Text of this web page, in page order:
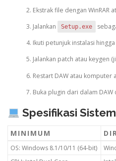
Ekstrak file dengan WinRAR
Jalankan
Setup.exe
Ikuti petunjuk instalasi
Jalankan patch atau keygen
Restart DAW atau komputer
Buka plugin dari dalam
Spesifikasi Sistem
MINIMUM
OS: Windows 8.1/10/11 (64-bit)